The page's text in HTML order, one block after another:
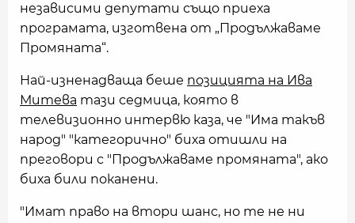
независими депутати също приеха
програмата, изготвена от „Продължаваме
Промяната“.
Най-изненадваща беше позицията на Ива
Митева тази седмица, която в
телевизионно интервю каза, че "Има такъв
народ" "категорично" биха отишли на
преговори с "Продължаваме промяната", ако
биха били поканени.
"Имат право на втори шанс, но те не ни